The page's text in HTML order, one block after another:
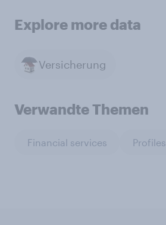
Explore more data
Versicherung
Verwandte Themen
Financial services Profiles